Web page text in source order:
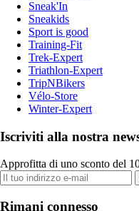
Sneak'In
Sneakids
Sport is good
Training-Fit
Trek-Expert
Triathlon-Expert
TripNBikers
Vélo-Store
Winter-Expert
Iscriviti alla nostra
Approfitta di uno sconto del
Rimani connesso